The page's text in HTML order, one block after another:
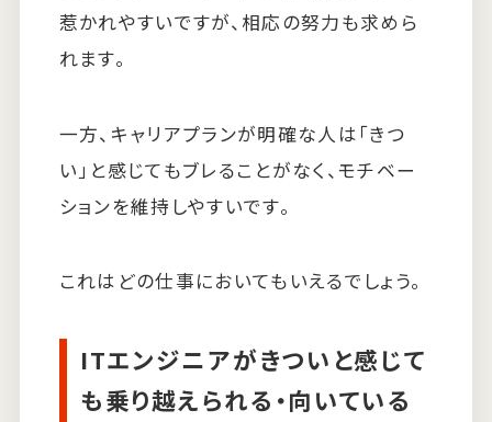
惹かれやすいですが、相応の努力も求めら
れます。
一方、キャリアプランが明確な人は「きつ
い」と感じてもブレることがなく、モチベー
ションを維持しやすいです。
これはどの仕事においてもいえるでしょう。
ITエンジニアがきついと感じて
も乗り越えられる・向いている